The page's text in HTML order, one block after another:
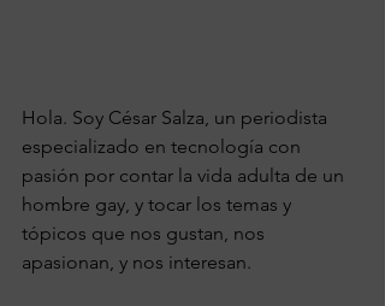
Hola. Soy César Salza, un periodista
especializado en tecnología con
pasión por contar la vida adulta de un
hombre gay, y tocar los temas y
tópicos que nos gustan, nos
apasionan, y nos interesan.